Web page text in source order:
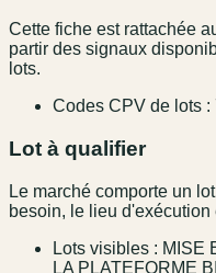
Cette fiche est rattachée
partir des signaux
lots.
Codes CPV de lots
Lot à qualifier
Le marché comporte un
besoin, le lieu
Lots visibles : MISE
LA PLATEFORME